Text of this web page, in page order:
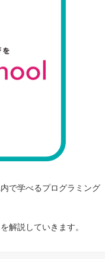
で学べるプログラミング
解説していきます。